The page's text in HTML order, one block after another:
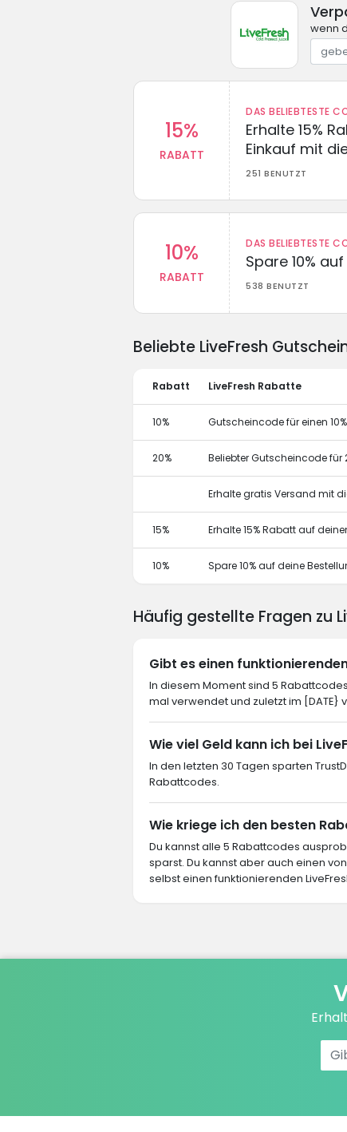
wenn
15%
RABATT
DAS BELIEBTESTE
Erhalte 15%
Einkauf mit
251 BENUTZT
10%
RABATT
DAS BELIEBTESTE
Spare 10%
538 BENUTZT
Beliebte LiveFresh
Rabatt LiveFresh Rabatte
10% Gutscheincode für einen
20% Beliebter Gutscheincode für
Erhalte gratis Versand mit
15% Erhalte 15% Rabatt auf
10% Spare 10% auf deine
Häufig gestellte Fragen zu
Gibt es einen
In diesem Moment sind 5
mal verwendet und zuletzt im [DATE}
Wie viel Geld kann ich bei
In den letzten 30 Tagen sparten
Rabattcodes.
Wie kriege ich den besten
Du kannst alle 5 Rabattcodes
sparst. Du kannst aber auch einen
selbst einen funktionierenden